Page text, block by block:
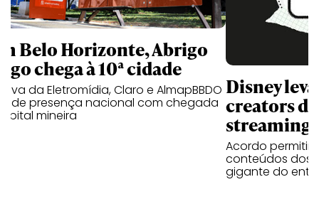
Belo Horizonte, Abrigo
chega à 10ª cidade
da Eletromídia, Claro e AlmapBBDO
presença nacional com chegada
mineira
Disney
creators
streaming
Acordo
conteúdos dos
gigante do